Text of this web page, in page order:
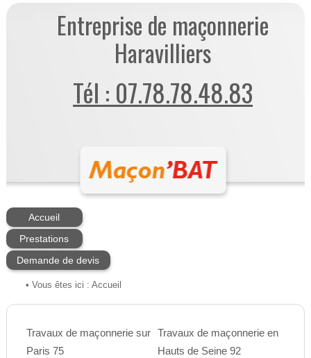
Entreprise de maçonnerie
Haravilliers
Tél : 07.78.78.48.83
Accueil
Prestations
Demande de devis
• Vous êtes ici : Accueil
Travaux de maçonnerie sur
Paris 75
Travaux de maçonnerie en
Hauts de Seine 92